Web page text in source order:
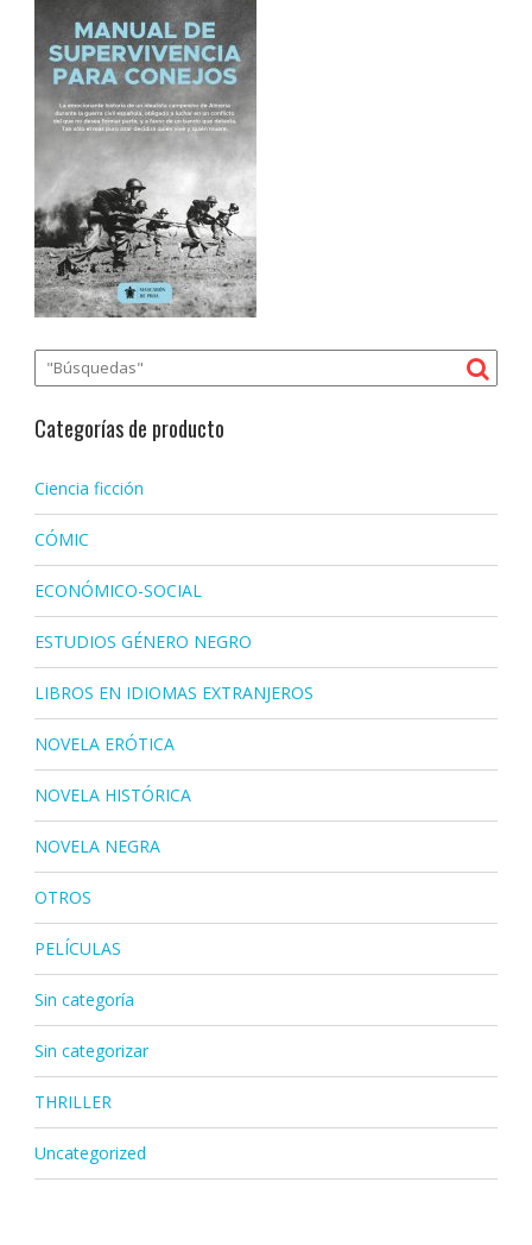
Categorías de producto
Ciencia ficción
CÓMIC
ECONÓMICO-SOCIAL
ESTUDIOS GÉNERO NEGRO
LIBROS EN IDIOMAS EXTRANJEROS
NOVELA ERÓTICA
NOVELA HISTÓRICA
NOVELA NEGRA
OTROS
PELÍCULAS
Sin categoría
Sin categorizar
THRILLER
Uncategorized